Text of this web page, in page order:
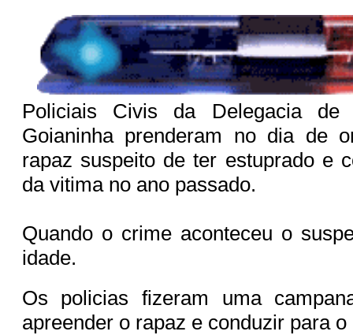
Policiais Civis da Delegacia
Goianinha prenderam no dia de
rapaz suspeito de ter estuprado e
da vitima no ano passado.
Quando o crime aconteceu o
idade.
Os policias fizeram uma
apreender o rapaz e conduzir para